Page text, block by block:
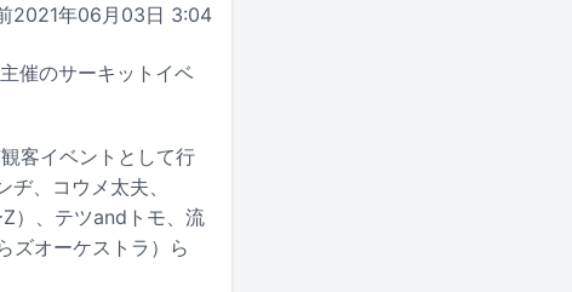
2021年06月03日 3:04
催のサーキットイベ
客イベントとして行
、コウメ太夫、
）、テツandトモ、流
ズオーケストラ）ら